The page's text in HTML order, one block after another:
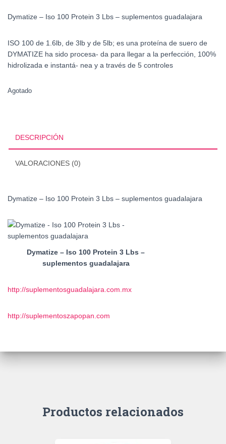
Dymatize – Iso 100 Protein 3 Lbs – suplementos guadalajara
ISO 100 de 1.6lb, de 3lb y de 5lb; es una proteína de suero de
DYMATIZE ha sido procesa- da para llegar a la perfección, 100%
hidrolizada e instantá- nea y a través de 5 controles
Agotado
DESCRIPCIÓN
VALORACIONES (0)
Dymatize – Iso 100 Protein 3 Lbs – suplementos guadalajara
Dymatize – Iso 100 Protein 3 Lbs –
suplementos guadalajara
http://suplementosguadalajara.com.mx
http://suplementoszapopan.com
Productos relacionados